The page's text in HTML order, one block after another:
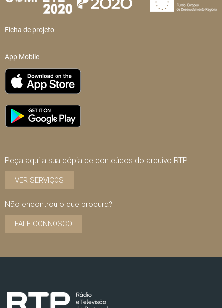
Ficha de projeto
App Mobile
Peça aqui a sua cópia de conteúdos do arquivo RTP
VER SERVIÇOS
Não encontrou o que procura?
FALE CONNOSCO